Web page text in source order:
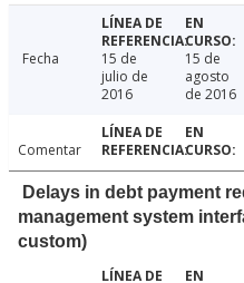
Fecha
15 de
julio de
2016
15 de
agosto
de 2016
Comentar
Delays in debt payment
management system
custom)